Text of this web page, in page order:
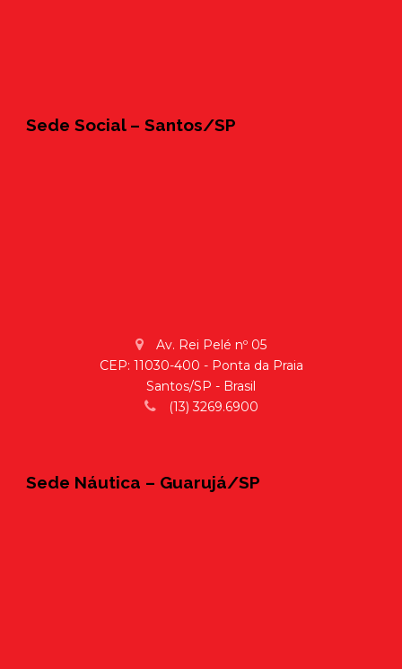
Sede Social – Santos/SP
Av. Rei Pelé nº 05
CEP: 11030-400 - Ponta da Praia
Santos/SP - Brasil
(13) 3269.6900
Sede Náutica – Guarujá/SP